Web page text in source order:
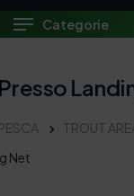
Categorie
TROUT
Net